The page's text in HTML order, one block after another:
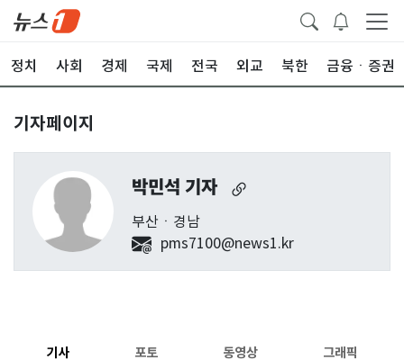
정치 사회 경제 국제 전국 외교 북한 금융ㆍ증권
기자페이지
박민석 기자
부산ㆍ경남
pms7100@news1.kr
기사 포토 동영상 그래픽